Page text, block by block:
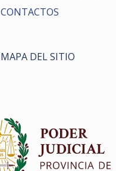
CONTACTOS
MAPA DEL SITIO